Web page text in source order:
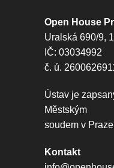
Open House
Uralská 690/9,
IČ: 03034992
č. ú.
Ústav je
Městským
soudem v
Kontakt